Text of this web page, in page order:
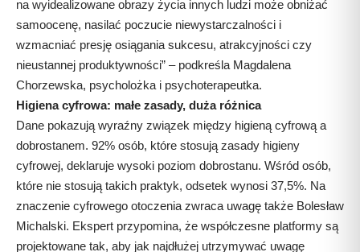
na wyidealizowane obrazy życia innych ludzi może obniżać
samoocenę, nasilać poczucie niewystarczalności i
wzmacniać presję osiągania sukcesu, atrakcyjności czy
nieustannej produktywności” – podkreśla Magdalena
Chorzewska, psycholożka i psychoterapeutka.
Higiena cyfrowa: małe zasady, duża różnica
Dane pokazują wyraźny związek między higieną cyfrową a
dobrostanem. 92% osób, które stosują zasady higieny
cyfrowej, deklaruje wysoki poziom dobrostanu. Wśród osób,
które nie stosują takich praktyk, odsetek wynosi 37,5%. Na
znaczenie cyfrowego otoczenia zwraca uwagę także Bolesław
Michalski. Ekspert przypomina, że współczesne platformy są
projektowane tak, aby jak najdłużej utrzymywać uwagę